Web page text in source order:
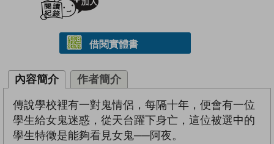
借閱實體書
內容簡介 作者簡介
傳說學校裡有一對鬼情侶，每隔十年，便會有一位
學生給女鬼迷惑，從天台躍下身亡，這位被選中的
學生特徵是能夠看見女鬼──阿夜。